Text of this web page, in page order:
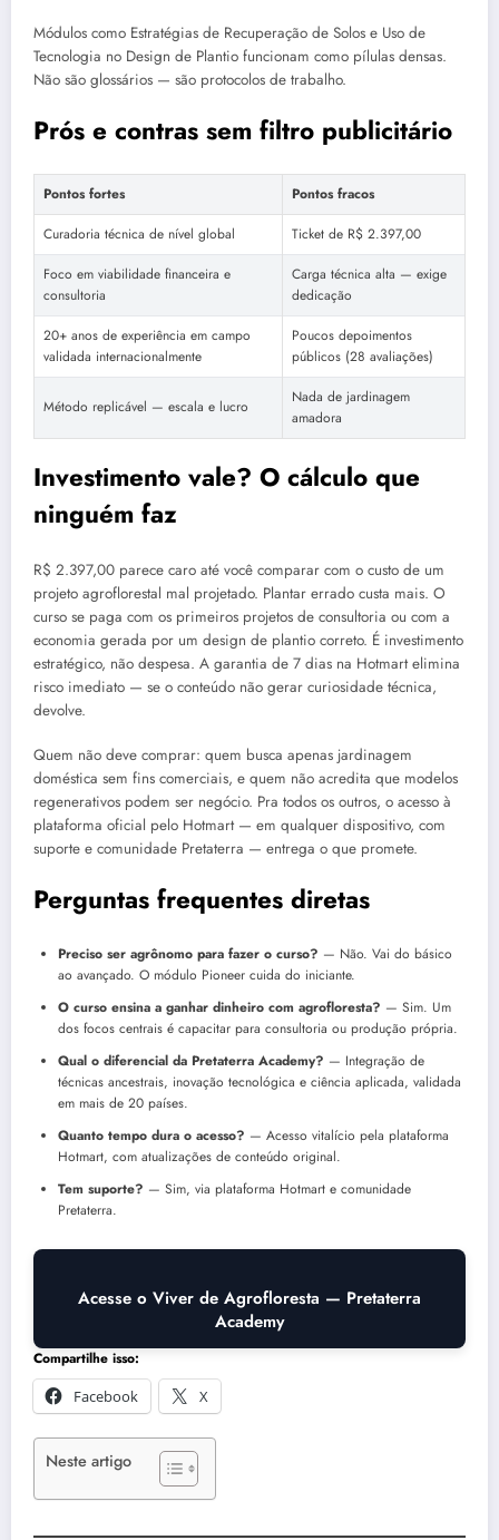
Módulos como Estratégias de Recuperação de Solos e Uso de
Tecnologia no Design de Plantio funcionam como pílulas densas.
Não são glossários — são protocolos de trabalho.
Prós e contras sem filtro publicitário
Pontos fortes
Pontos fracos
Curadoria técnica de nível global
Ticket de R$ 2.397,00
Foco em viabilidade financeira e
consultoria
Carga técnica alta — exige
dedicação
20+ anos de experiência em campo
validada internacionalmente
Poucos depoimentos
públicos (28 avaliações)
Método replicável — escala e lucro
Nada de jardinagem
amadora
Investimento vale? O cálculo que
ninguém faz
R$ 2.397,00 parece caro até você comparar com o custo de um
projeto agroflorestal mal projetado. Plantar errado custa mais. O
curso se paga com os primeiros projetos de consultoria ou com a
economia gerada por um design de plantio correto. É investimento
estratégico, não despesa. A garantia de 7 dias na Hotmart elimina
risco imediato — se o conteúdo não gerar curiosidade técnica,
devolve.
Quem não deve comprar: quem busca apenas jardinagem
doméstica sem fins comerciais, e quem não acredita que modelos
regenerativos podem ser negócio. Pra todos os outros, o acesso à
plataforma oficial pelo Hotmart — em qualquer dispositivo, com
suporte e comunidade Pretaterra — entrega o que promete.
Perguntas frequentes diretas
Preciso ser agrônomo para fazer o curso? — Não. Vai do básico
ao avançado. O módulo Pioneer cuida do iniciante.
O curso ensina a ganhar dinheiro com agrofloresta? — Sim. Um
dos focos centrais é capacitar para consultoria ou produção própria.
Qual o diferencial da Pretaterra Academy? — Integração de
técnicas ancestrais, inovação tecnológica e ciência aplicada, validada
em mais de 20 países.
Quanto tempo dura o acesso? — Acesso vitalício pela plataforma
Hotmart, com atualizações de conteúdo original.
Tem suporte? — Sim, via plataforma Hotmart e comunidade
Pretaterra.
Acesse o Viver de Agrofloresta — Pretaterra
Academy
Compartilhe isso:
Facebook
X
Neste artigo